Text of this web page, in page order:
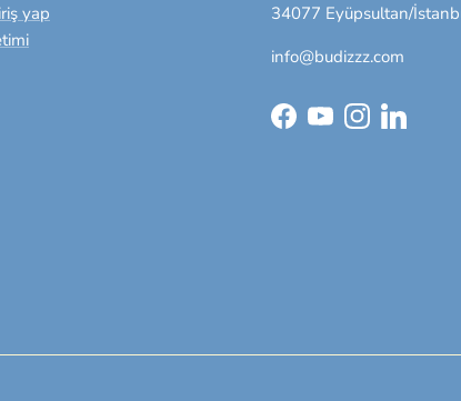
yap
34077 Eyüpsultan/
info@budizzz.com
Facebook
YouTubeInstagramLinkedIn